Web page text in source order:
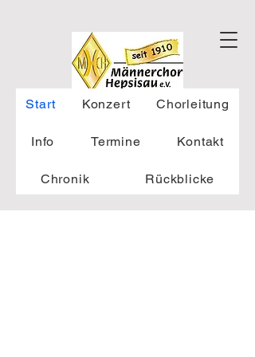
Start Konzert Chorleitung
Info Termine Kontakt
Chronik Rückblicke